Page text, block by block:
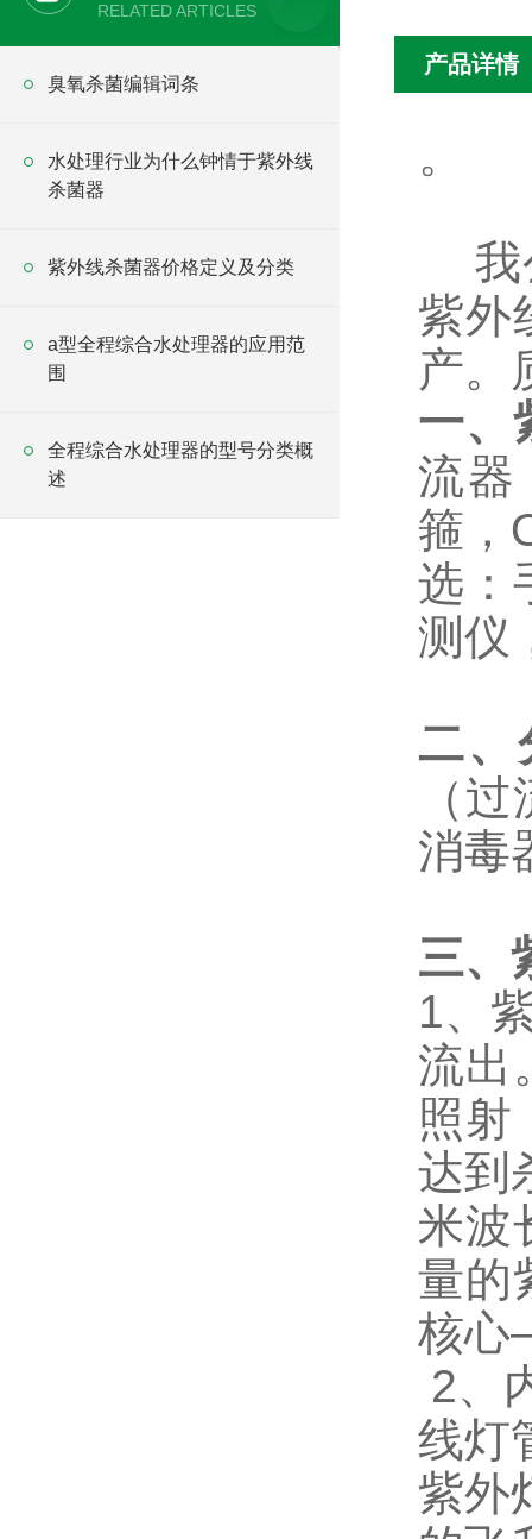
RELATED ARTICLES
臭氧杀菌编辑词条
水处理行业为什么钟情于紫外线
杀菌器
紫外线杀菌器价格定义及分类
a型全程综合水处理器的应用范
围
全程综合水处理器的型号分类概
述
产品详情
。
紫外
产
一、
流器
箍，
选：
测仪
二、
（
消毒
三、
1、
流出
照射
达到
米波
量的
核
2、
线灯
紫外